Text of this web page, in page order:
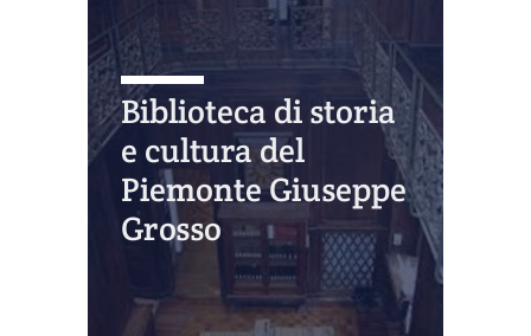
Biblioteca di storia
e cultura del
Piemonte Giuseppe
Grosso